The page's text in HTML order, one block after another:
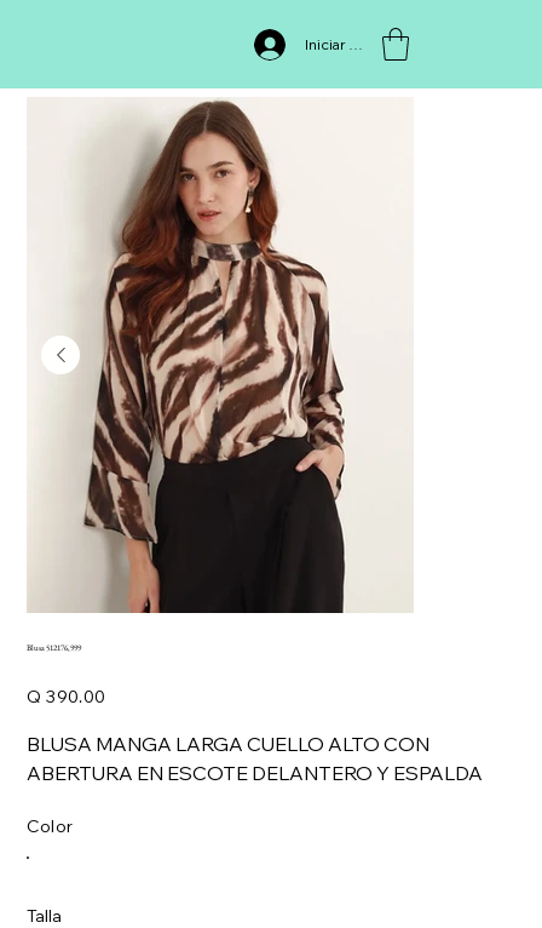
Iniciar sesión
Blusa 512176,999
Blusa 512176,999
Q 390.00
BLUSA MANGA LARGA CUELLO ALTO CON
ABERTURA EN ESCOTE DELANTERO Y ESPALDA
Color
Talla